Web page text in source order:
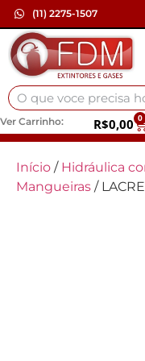
(11) 2275-1507
Ver Carrinho: R$0,00 0
Início / Hidráulica
Mangueiras /